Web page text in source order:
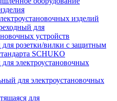
изделий
для
устройств
для розетки/вилки с защитным
SCHUKO
электроустановочных
для электроустановочных
для